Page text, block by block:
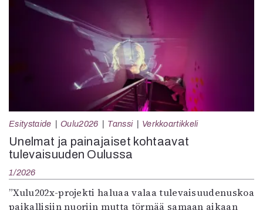
Esitystaide Oulu2026 Tanssi Verkkoartikkeli
Unelmat ja painajaiset kohtaavat
tulevaisuuden Oulussa
1/2026
”Xulu202x-projekti haluaa valaa tulevaisuudenuskoa
paikallisiin nuoriin mutta törmää samaan aikaan